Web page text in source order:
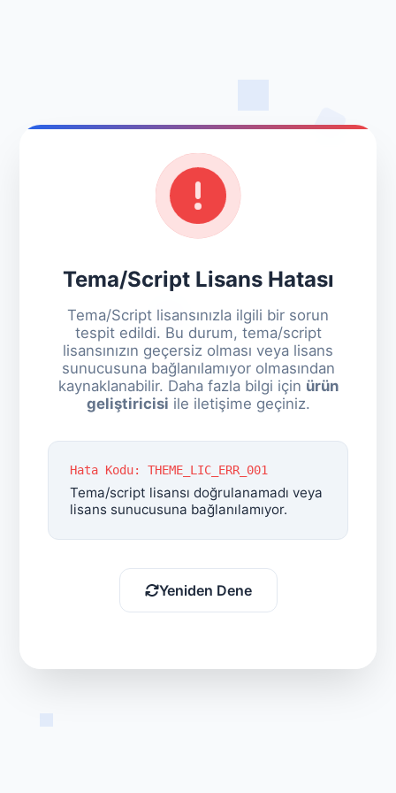
Tema/Script Lisans Hatası
Tema/Script lisansınızla ilgili bir sorun
tespit edildi. Bu durum, tema/script
lisansınızın geçersiz olması veya lisans
sunucusuna bağlanılamıyor olmasından
kaynaklanabilir. Daha fazla bilgi için ürün
geliştiricisi ile iletişime geçiniz.
Hata Kodu: THEME_LIC_ERR_001
Tema/script lisansı doğrulanamadı veya
lisans sunucusuna bağlanılamıyor.
Yeniden Dene